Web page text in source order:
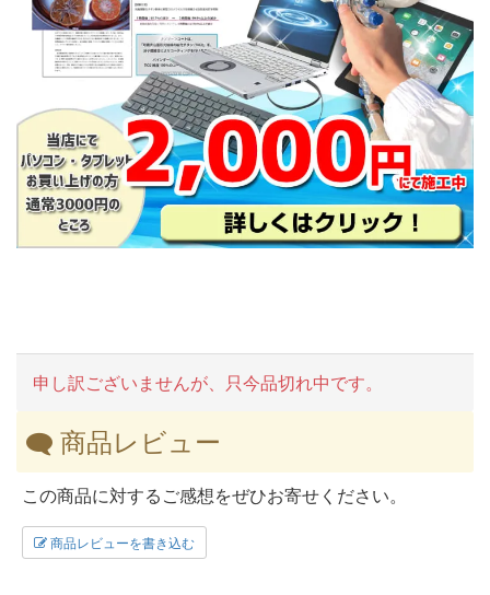
申し訳ございませんが、只今品切れ中です。
商品レビュー
この商品に対するご感想をぜひお寄せください。
商品レビューを書き込む